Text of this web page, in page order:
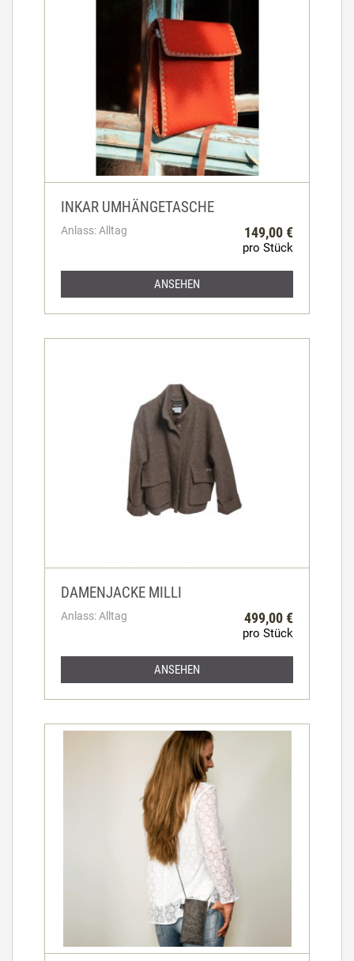
INKAR UMHÄNGETASCHE
Anlass: Alltag 149,00 €
pro Stück
ANSEHEN
DAMENJACKE MILLI
Anlass: Alltag 499,00 €
pro Stück
ANSEHEN